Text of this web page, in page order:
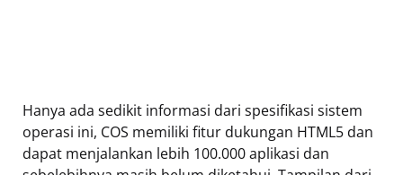
Hanya ada sedikit informasi dari spesifikasi sistem
operasi ini, COS memiliki fitur dukungan HTML5 dan
dapat menjalankan lebih 100.000 aplikasi dan